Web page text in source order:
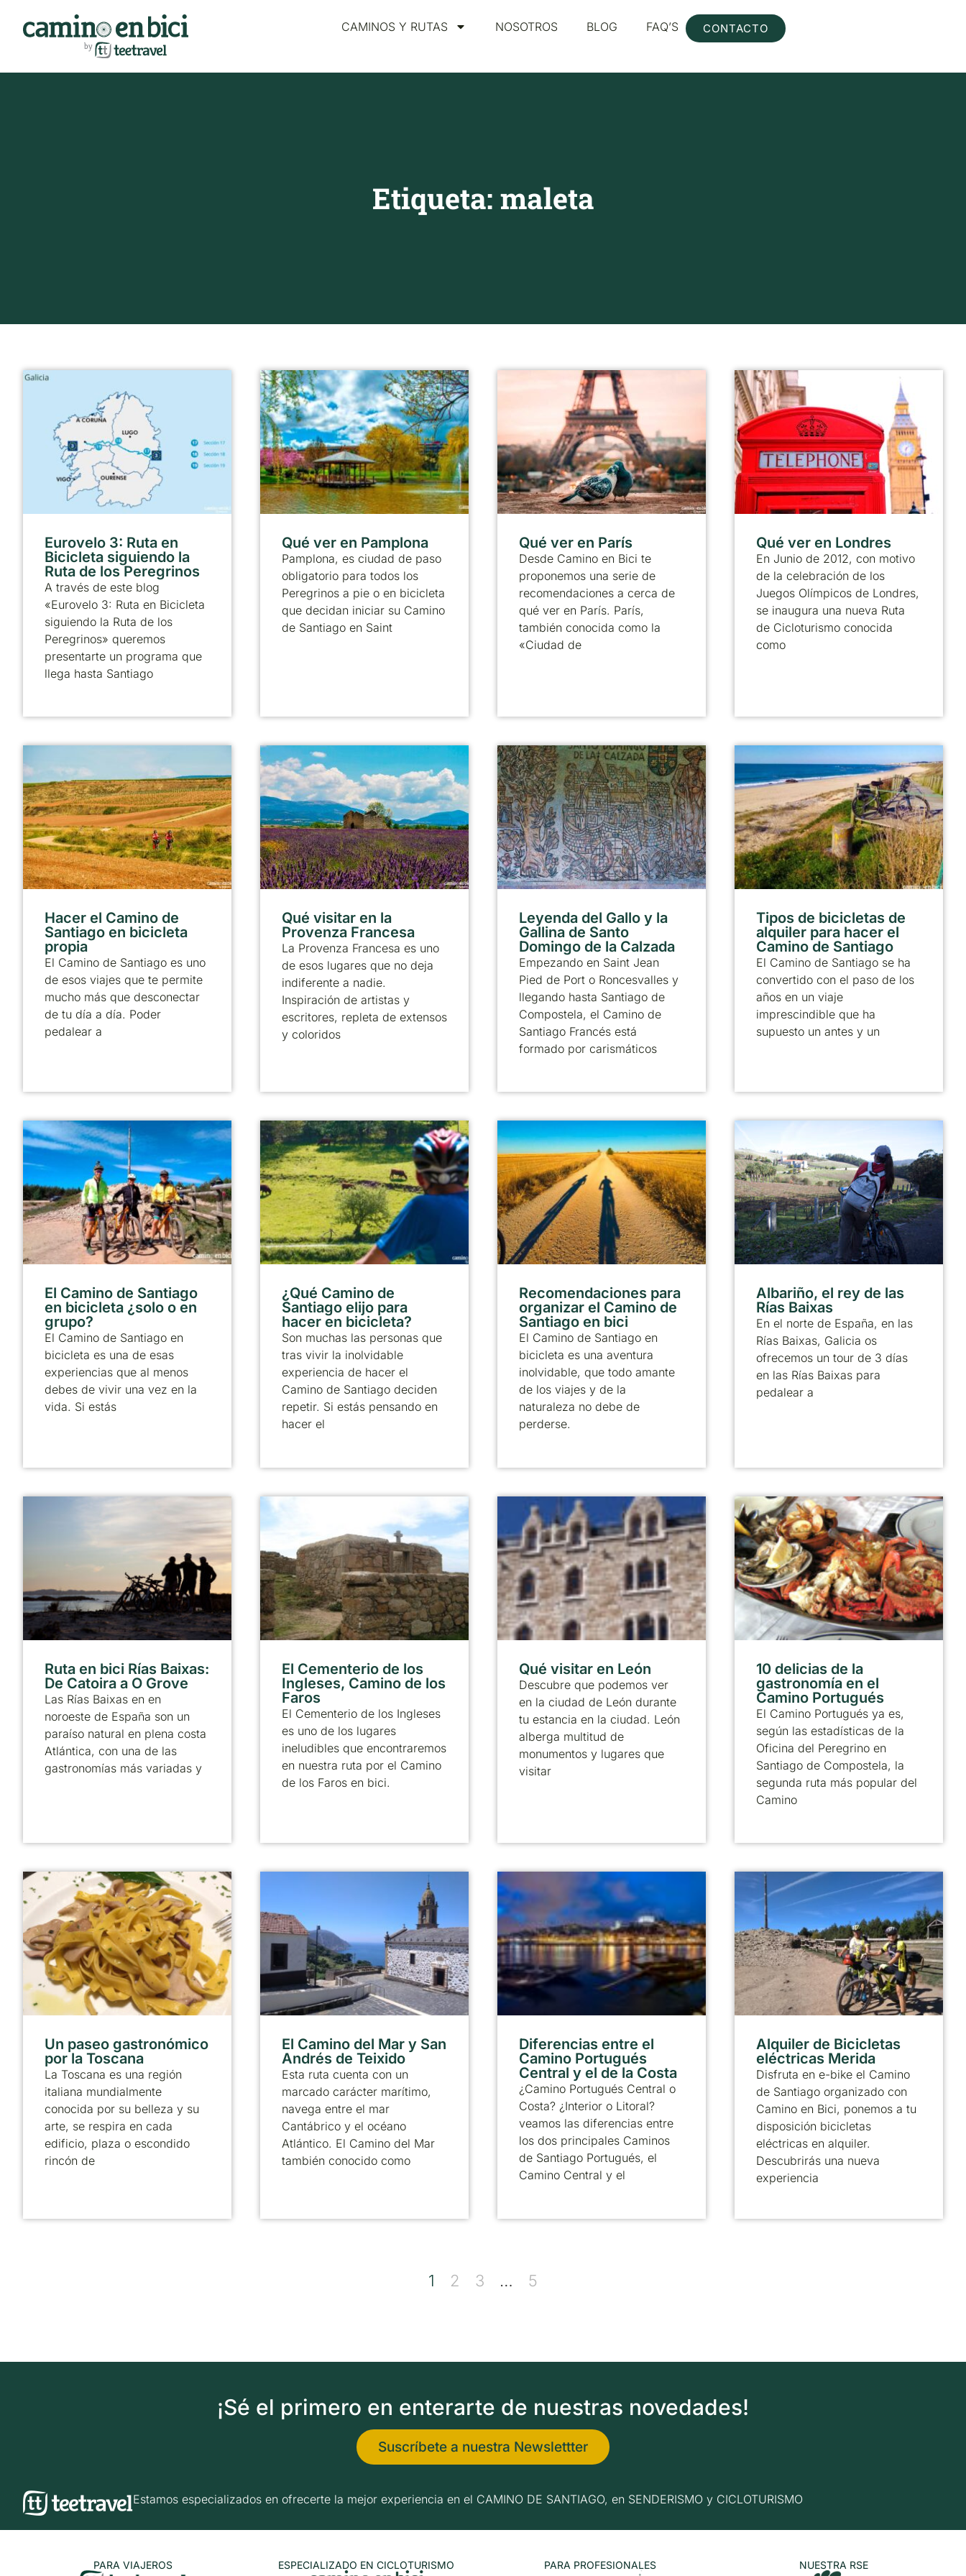
CAMINOS Y RUTAS NOSOTROS BLOG FAQ’S CONTACTO
Etiqueta: maleta
Eurovelo 3: Ruta en
Bicicleta siguiendo la
Ruta de los Peregrinos
A través de este blog
«Eurovelo 3: Ruta en Bicicleta
siguiendo la Ruta de los
Peregrinos» queremos
presentarte un programa que
llega hasta Santiago
Qué ver en Pamplona
Pamplona, es ciudad de paso
obligatorio para todos los
Peregrinos a pie o en bicicleta
que decidan iniciar su Camino
de Santiago en Saint
Qué ver en París
Desde Camino en Bici te
proponemos una serie de
recomendaciones a cerca de
qué ver en París. París,
también conocida como la
«Ciudad de
Qué ver en Londres
En Junio de 2012, con motivo
de la celebración de los
Juegos Olímpicos de Londres,
se inaugura una nueva Ruta
de Cicloturismo conocida
como
Hacer el Camino de
Santiago en bicicleta
propia
El Camino de Santiago es uno
de esos viajes que te permite
mucho más que desconectar
de tu día a día. Poder
pedalear a
Qué visitar en la
Provenza Francesa
La Provenza Francesa es uno
de esos lugares que no deja
indiferente a nadie.
Inspiración de artistas y
escritores, repleta de extensos
y coloridos
Leyenda del Gallo y la
Gallina de Santo
Domingo de la Calzada
Empezando en Saint Jean
Pied de Port o Roncesvalles y
llegando hasta Santiago de
Compostela, el Camino de
Santiago Francés está
formado por carismáticos
Tipos de bicicletas de
alquiler para hacer el
Camino de Santiago
El Camino de Santiago se ha
convertido con el paso de los
años en un viaje
imprescindible que ha
supuesto un antes y un
El Camino de Santiago
en bicicleta ¿solo o en
grupo?
El Camino de Santiago en
bicicleta es una de esas
experiencias que al menos
debes de vivir una vez en la
vida. Si estás
¿Qué Camino de
Santiago elijo para
hacer en bicicleta?
Son muchas las personas que
tras vivir la inolvidable
experiencia de hacer el
Camino de Santiago deciden
repetir. Si estás pensando en
hacer el
Recomendaciones para
organizar el Camino de
Santiago en bici
El Camino de Santiago en
bicicleta es una aventura
inolvidable, que todo amante
de los viajes y de la
naturaleza no debe de
perderse.
Albariño, el rey de las
Rías Baixas
En el norte de España, en las
Rías Baixas, Galicia os
ofrecemos un tour de 3 días
en las Rías Baixas para
pedalear a
Ruta en bici Rías Baixas:
De Catoira a O Grove
Las Rías Baixas en en
noroeste de España son un
paraíso natural en plena costa
Atlántica, con una de las
gastronomías más variadas y
El Cementerio de los
Ingleses, Camino de los
Faros
El Cementerio de los Ingleses
es uno de los lugares
ineludibles que encontraremos
en nuestra ruta por el Camino
de los Faros en bici.
Qué visitar en León
Descubre que podemos ver
en la ciudad de León durante
tu estancia en la ciudad. León
alberga multitud de
monumentos y lugares que
visitar
10 delicias de la
gastronomía en el
Camino Portugués
El Camino Portugués ya es,
según las estadísticas de la
Oficina del Peregrino en
Santiago de Compostela, la
segunda ruta más popular del
Camino
Un paseo gastronómico
por la Toscana
La Toscana es una región
italiana mundialmente
conocida por su belleza y su
arte, se respira en cada
edificio, plaza o escondido
rincón de
El Camino del Mar y San
Andrés de Teixido
Esta ruta cuenta con un
marcado carácter marítimo,
navega entre el mar
Cantábrico y el océano
Atlántico. El Camino del Mar
también conocido como
Diferencias entre el
Camino Portugués
Central y el de la Costa
¿Camino Portugués Central o
Costa? ¿Interior o Litoral?
veamos las diferencias entre
los dos principales Caminos
de Santiago Portugués, el
Camino Central y el
Alquiler de Bicicletas
eléctricas Merida
Disfruta en e-bike el Camino
de Santiago organizado con
Camino en Bici, ponemos a tu
disposición bicicletas
eléctricas en alquiler.
Descubrirás una nueva
experiencia
1 2 3 … 5
¡Sé el primero en enterarte de nuestras novedades!
Suscríbete a nuestra Newslettter
Estamos especializados en ofrecerte la mejor experiencia en el CAMINO DE SANTIAGO, en SENDERISMO y CICLOTURISMO
PARA VIAJEROS ESPECIALIZADO EN CICLOTURISMO PARA PROFESIONALES NUESTRA RSE